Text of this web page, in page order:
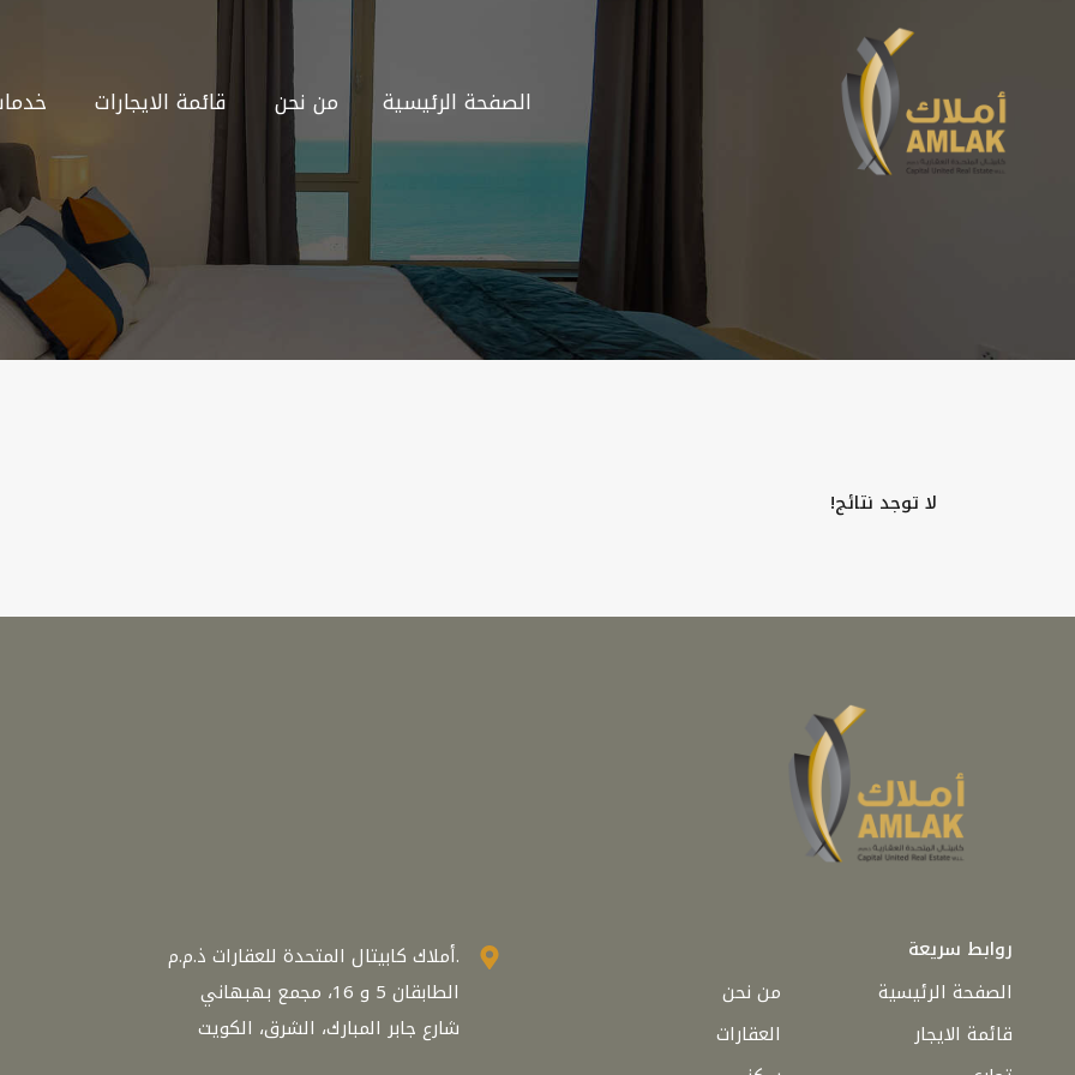
الصفحة الرئيسية من نحن قائمة الايجارات
لا توجد نتائج!
روابط سريعة
الصفحة الرئيسية
من نحن
قائمة الايجار
العقارات
أملاك كابيتال المتحدة للعقارات ذ.م.م.
الطابقان 5 و 16، مجمع بهبهاني
شارع جابر المبارك، الشرق، الكويت